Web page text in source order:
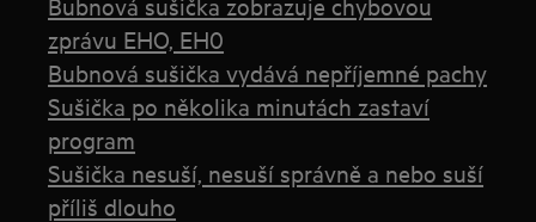
zprávu EHO, EH0
Bubnová sušička vydává nepříjemné pachy
Sušička po několika minutách zastaví
program
Sušička nesuší, nesuší správně a nebo suší
příliš dlouho